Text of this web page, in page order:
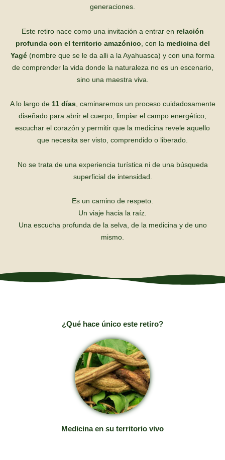
generaciones.
Este retiro nace como una invitación a entrar en relación
profunda con el territorio amazónico , con la medicina del
Yagé (nombre que se le da alli a la Ayahuasca) y con una forma
de comprender la vida donde la naturaleza no es un escenario,
sino una maestra viva.
A lo largo de 11 días , caminaremos un proceso cuidadosamente
diseñado para abrir el cuerpo, limpiar el campo energético,
escuchar el corazón y permitir que la medicina revele aquello
que necesita ser visto, comprendido o liberado.
No se trata de una experiencia turística ni de una búsqueda
superficial de intensidad.
Es un camino de respeto.
Un viaje hacia la raíz.
Una escucha profunda de la selva, de la medicina y de uno
mismo.
¿Qué hace único este retiro?
Medicina en su territorio vivo